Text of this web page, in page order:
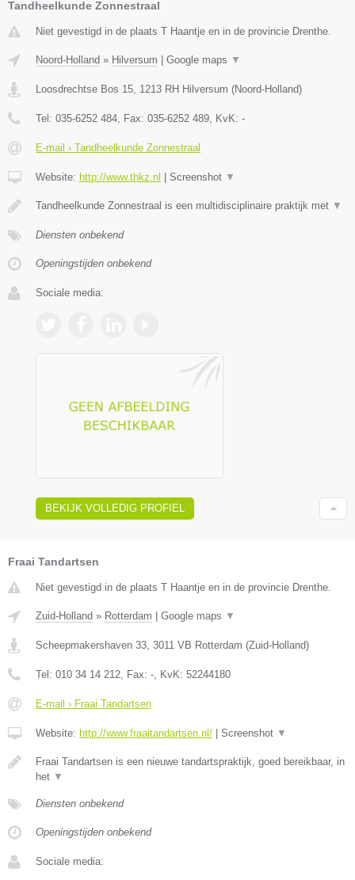
Tandheelkunde Zonnestraal
Niet gevestigd in de plaats T Haantje en in de provincie Drenthe.
Noord-Holland » Hilversum | Google maps ▼
Loosdrechtse Bos 15 1213 RH Hilversum (Noord-Holland)
Tel: 035-6252 484 , Fax: 035-6252 489 , KvK: -
E-mail › Tandheelkunde Zonnestraal
Website: http://www.thkz.nl | Screenshot ▼
Tandheelkunde Zonnestraal is een multidisciplinaire praktijk met ▼
Diensten onbekend
Openingstijden onbekend
Sociale media:
BEKIJK VOLLEDIG PROFIEL
Fraai Tandartsen
Niet gevestigd in de plaats T Haantje en in de provincie Drenthe.
Zuid-Holland » Rotterdam Google maps ▼
Scheepmakershaven 33, 3011 VB Rotterdam (Zuid-Holland)
Tel: 010 34 14 212, Fax: -, KvK: 52244180
E-mail › Fraai Tandartsen
Website: http://www.fraaitandartsen.nl/ Screenshot ▼
Fraai Tandartsen is een nieuwe tandartspraktijk, goed bereikbaar, in
het ▼
Diensten onbekend
Openingstijden onbekend
Sociale media: